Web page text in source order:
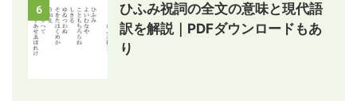
6
ひふみ祝詞の全文の意味と現代語
訳を解説｜PDFダウンロードもあ
り